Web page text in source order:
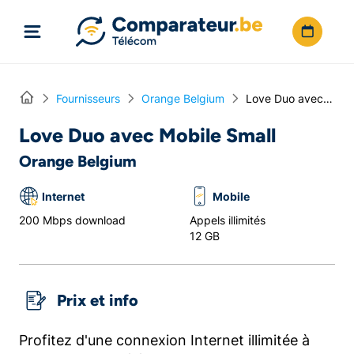
Home Fournisseurs Orange Belgium Love Duo avec Mobile Small
Love Duo avec Mobile Small
Orange Belgium
Internet
200 Mbps download
Mobile
Appels illimités
12 GB
Prix et info
Profitez d'une connexion Internet illimitée à